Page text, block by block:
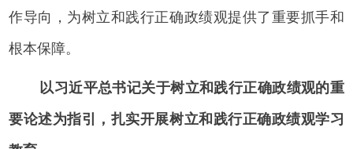
作导向，为树立和践行正确政绩观提供了重要抓手和
根本保障。
以习近平总书记关于树立和践行正确政绩观的重
要论述为指引，扎实开展树立和践行正确政绩观学习